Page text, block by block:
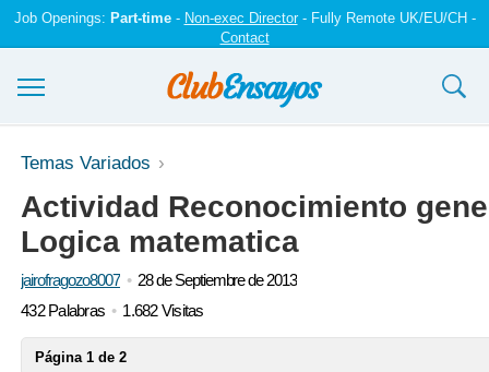
Job Openings: Part-time- Non-exec Director- Fully Remote UK/EU/CH -
Contact
Ensayos y trabajos
Registrarse
Iniciar sesión
Temas Variados
Actividad Reconocimiento
Logica matematica
jairofragozo8007
28 de Septiembre de 2013
432 Palabras
1.682 Visitas
Página 1 de 2